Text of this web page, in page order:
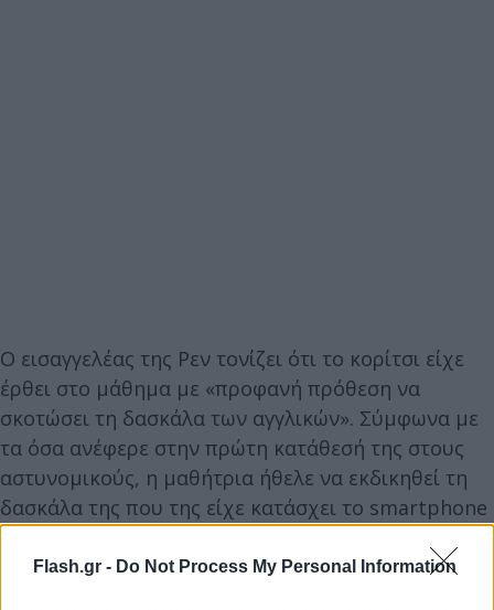
Flash.gr - Do Not Process My Personal Information
Ο εισαγγελέας της Ρεν τονίζει ότι το κορίτσι είχε
έρθει στο μάθημα με «προφανή πρόθεση να
σκοτώσει τη δασκάλα των αγγλικών». Σύμφωνα με
τα όσα ανέφερε στην πρώτη κατάθεσή της στους
αστυνομικούς, η μαθήτρια ήθελε να εκδικηθεί τη
δασκάλα της που της είχε κατάσχει το smartphone
κατά τη διάρκεια του μαθήματος.